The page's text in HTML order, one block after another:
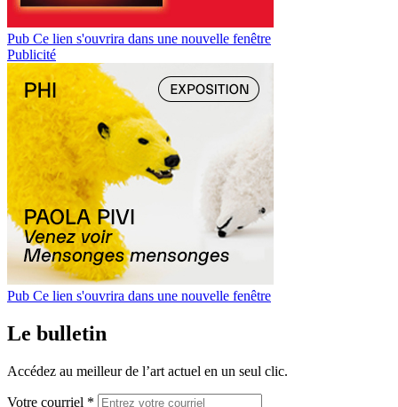
Pub Ce lien s'ouvrira dans une nouvelle fenêtre
Publicité
Pub Ce lien s'ouvrira dans une nouvelle fenêtre
Le bulletin
Accédez au meilleur de l’art actuel en un seul clic.
Votre courriel *